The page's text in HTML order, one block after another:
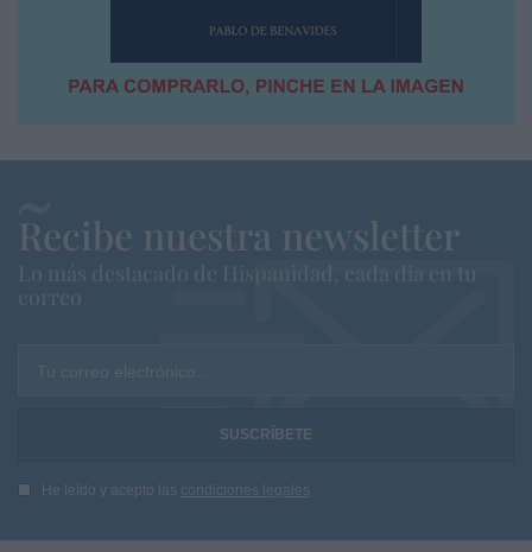
Recibe nuestra newsletter
Lo más destacado de Hispanidad, cada dia en tu
correo
Tu correo electrónico...
He leído y acepto las condiciones legales